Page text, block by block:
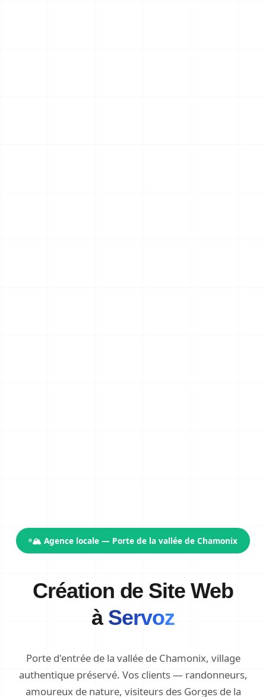
🏔️ Agence locale — Porte de la vallée de Chamonix
Création de Site Web
àServoz
Porte d'entrée de la vallée de Chamonix, village
authentique préservé. Vos clients — randonneurs,
amoureux de nature, visiteurs des Gorges de la